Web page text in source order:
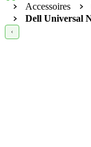
Accessoires